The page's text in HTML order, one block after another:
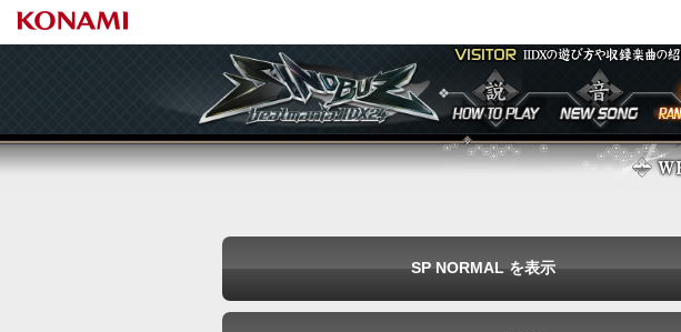
beatmania IIDX 24 SINOBUZ ◆HOW TO PLAY ◆NEW SONG
認定